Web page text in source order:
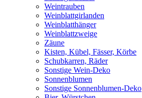
Weintrauben
Weinblattgirlanden
Weinblatthänger
Weinblattzweige
Zäune
Kisten, Kübel, Fässer, Körbe
Schubkarren, Räder
Sonstige Wein-Deko
Sonnenblumen
Sonstige Sonnenblumen-Deko